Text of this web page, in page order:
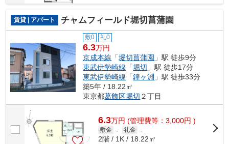
賃貸 | アパート チャムフィールド堀切菖蒲園
敷0 礼0
6.3万円
京成本線 「堀切菖蒲園 」駅 徒歩9分
東武伊勢崎線 「堀切 」駅 徒歩17分
東武伊勢崎線 「鐘ヶ淵 」駅 徒歩33分
築5年 / 18.22㎡
東京都葛飾区堀切 ２丁目
6.3万円 (管理費等：3,000円 )
敷金 - 礼金 -
2階 / 1K / 18.22㎡